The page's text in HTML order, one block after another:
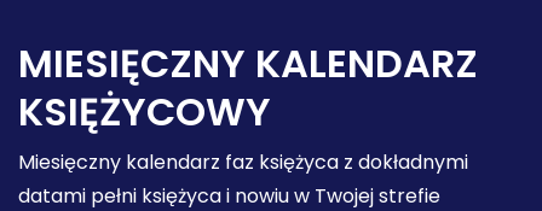
MIESIĘCZNY KALENDARZ
KSIĘŻYCOWY
Miesięczny kalendarz faz księżyca z dokładnymi
datami pełni księżyca i nowiu w Twojej strefie